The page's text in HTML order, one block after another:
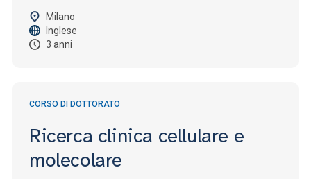
Milano
Inglese
3 anni
CORSO DI DOTTORATO
Ricerca clinica cellulare e
molecolare